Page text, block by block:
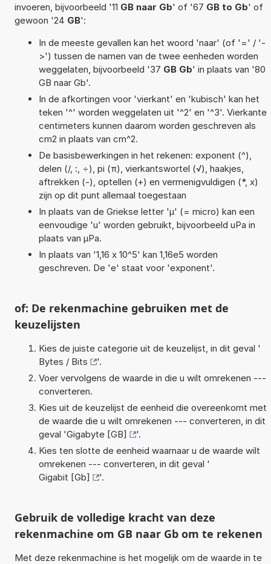
invoeren, bijvoorbeeld '11 GB naar Gb' of '67 GB to Gb' of
gewoon '24 GB':
In de meeste gevallen kan het woord 'naar' (of '=' / '-
>') tussen de namen van de twee eenheden worden
weggelaten, bijvoorbeeld '37 GB Gb' in plaats van '80
GB naar Gb'.
In de afkortingen voor 'vierkant' en 'kubisch' kan het
teken '^' worden weggelaten uit '^2' en '^3'. Vierkante
centimeters kunnen daarom worden geschreven als
cm2 in plaats van cm^2.
De basisbewerkingen in het rekenen: exponent (^),
delen (/, :, ÷), pi (π), vierkantswortel (√), haakjes,
aftrekken (-), optellen (+) en vermenigvuldigen (*, x)
zijn op dit punt allemaal toegestaan
In plaats van de Griekse letter 'µ' (= micro) kan een
eenvoudige 'u' worden gebruikt, bijvoorbeeld uPa in
plaats van µPa.
In plaats van '1,16 x 10^5' kan 1,16e5 worden
geschreven. De 'e' staat voor 'exponent'.
of: De rekenmachine gebruiken met de
keuzelijsten
Kies de juiste categorie uit de keuzelijst, in dit geval '
Bytes / Bits
'.
Voer vervolgens de waarde in die u wilt omrekenen ---
converteren.
Kies uit de keuzelijst de eenheid die overeenkomt met
de waarde die u wilt omrekenen --- converteren, in dit
geval 'Gigabyte [GB]
'.
Kies ten slotte de eenheid waarnaar u de waarde wilt
omrekenen --- converteren, in dit geval '
Gigabit [Gb]
'.
Gebruik de volledige kracht van deze
rekenmachine om GB naar Gb om te rekenen
Met deze rekenmachine is het mogelijk om de waarde in te